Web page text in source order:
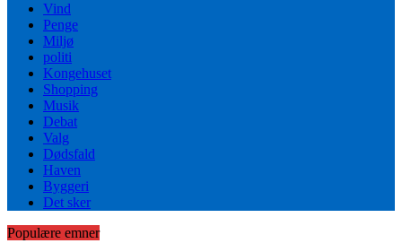
Vind
Penge
Miljø
politi
Kongehuset
Shopping
Musik
Debat
Valg
Dødsfald
Haven
Byggeri
Det sker
Populære emner